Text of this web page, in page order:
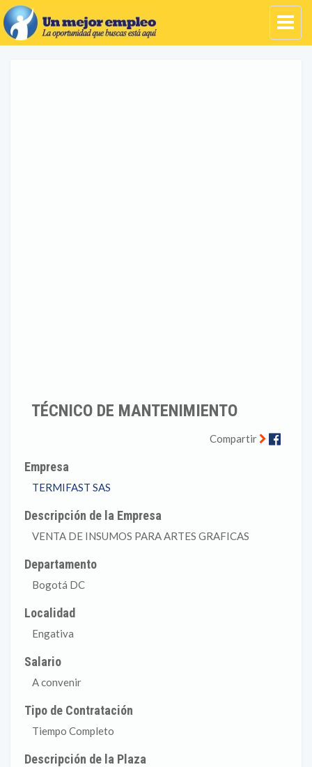
TÉCNICO DE MANTENIMIENTO
Compartir
Empresa
TERMIFAST SAS
Descripción de la Empresa
VENTA DE INSUMOS PARA ARTES GRAFICAS
Departamento
Bogotá DC
Localidad
Engativa
Salario
A convenir
Tipo de Contratación
Tiempo Completo
Descripción de la Plaza